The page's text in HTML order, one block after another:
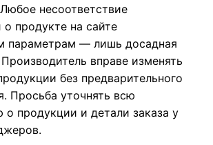
Любое несоответствие
продукте на сайте
параметрам — лишь досадная
вправе изменять
без предварительного
Просьба уточнять всю
продукции и детали заказа у